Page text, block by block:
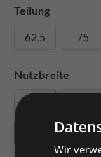
Teilung
62.5
75
Nutzbreite
Wir